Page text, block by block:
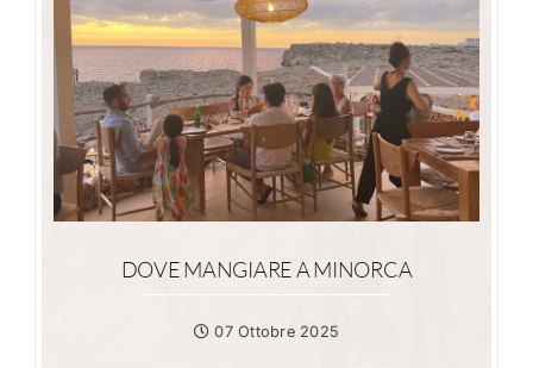
DOVE MANGIARE A MINORCA
07 Ottobre 2025